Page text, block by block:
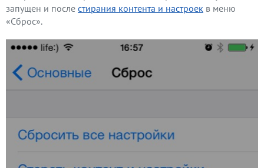
запущен и после стирания контента и настроек в меню
«Сброс».